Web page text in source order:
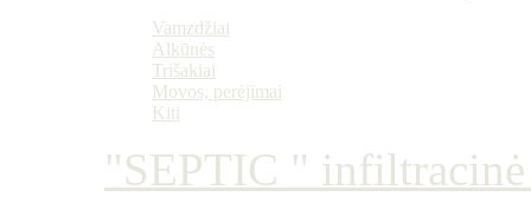
Vamzdžiai
Alkūnės
Trišakiai
Movos, perėjimai
Kiti
"SEPTIC "